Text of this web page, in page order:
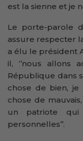
est la sienne et je
Le porte-parole
assure respecter
a élu le président
il, ‘’nous allons
République dans
chose de bien,
chose de
un patriote qui
personnelles’’.